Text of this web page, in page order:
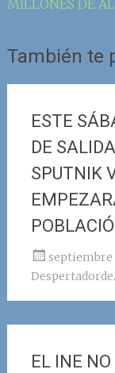
de
entrada
MILLONES DE
También te
ESTE
DE
SPUTNIK
septiembre
EL INE